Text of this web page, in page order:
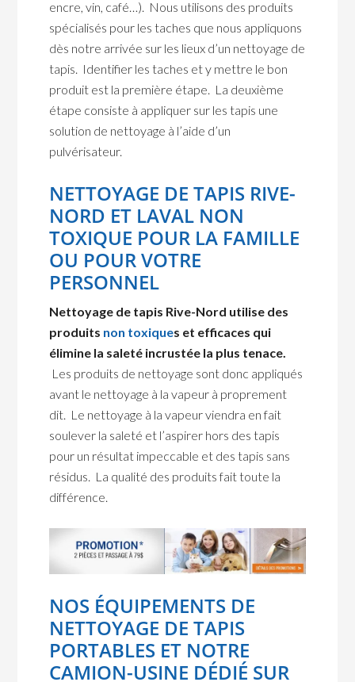
encre, vin, café…). Nous utilisons des produits
spécialisés pour les taches que nous appliquons
dès notre arrivée sur les lieux d’un nettoyage de
tapis. Identifier les taches et y mettre le bon
produit est la première étape. La deuxième
étape consiste à appliquer sur les tapis une
solution de nettoyage à l’aide d’un
pulvérisateur.
NETTOYAGE DE TAPIS RIVE-
NORD ET LAVAL NON
TOXIQUE POUR LA FAMILLE
OU POUR VOTRE
PERSONNEL
Nettoyage de tapis Rive-Nord utilise des
produits non toxiques et efficaces qui
élimine la saleté incrustée la plus tenace.
Les produits de nettoyage sont donc appliqués
avant le nettoyage à la vapeur à proprement
dit. Le nettoyage à la vapeur viendra en fait
soulever la saleté et l’aspirer hors des tapis
pour un résultat impeccable et des tapis sans
résidus. La qualité des produits fait toute la
différence.
NOS ÉQUIPEMENTS DE
NETTOYAGE DE TAPIS
PORTABLES ET NOTRE
CAMION-USINE DÉDIÉ SUR